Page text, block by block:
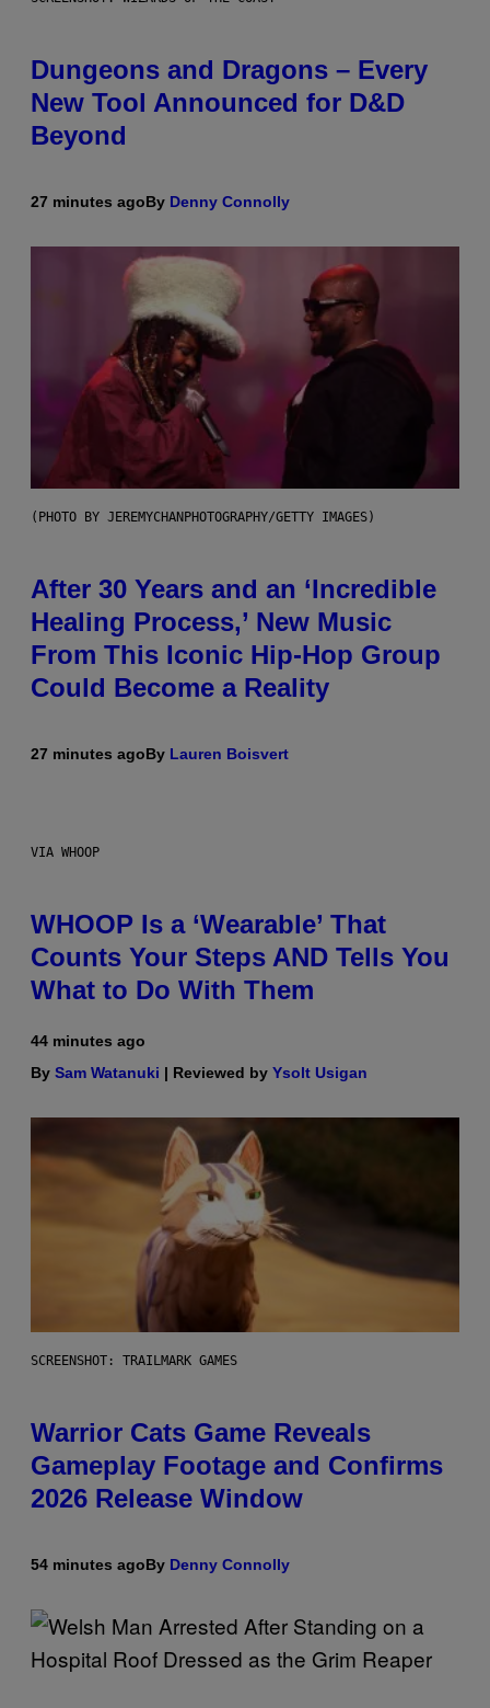
Dungeons and Dragons – Every
New Tool Announced for D&D
Beyond
27 minutes agoBy Denny Connolly
(PHOTO BY JEREMYCHANPHOTOGRAPHY/GETTY IMAGES)
After 30 Years and an ‘Incredible
Healing Process,’ New Music
From This Iconic Hip-Hop Group
Could Become a Reality
27 minutes agoBy Lauren Boisvert
VIA WHOOP
WHOOP Is a ‘Wearable’ That
Counts Your Steps AND Tells You
What to Do With Them
44 minutes ago
By Sam Watanuki | Reviewed by Ysolt Usigan
SCREENSHOT: TRAILMARK GAMES
Warrior Cats Game Reveals
Gameplay Footage and Confirms
2026 Release Window
54 minutes agoBy Denny Connolly